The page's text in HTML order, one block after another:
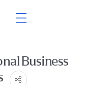
Business